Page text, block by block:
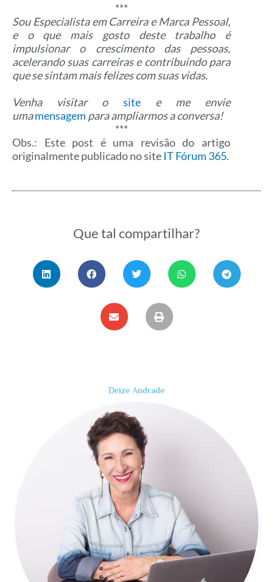
***
Sou Especialista em Carreira e Marca Pessoal,
e o que mais gosto deste trabalho é
impulsionar o crescimento das pessoas,
acelerando suas carreiras e contribuindo para
que se sintam mais felizes com suas vidas.
Venha visitar o site
e me envie
umamensagem para ampliarmos a conversa!
***
Obs.: Este post é uma revisão do artigo
originalmente publicado no siteIT Fórum 365.
Que tal compartilhar?
Deize Andrade